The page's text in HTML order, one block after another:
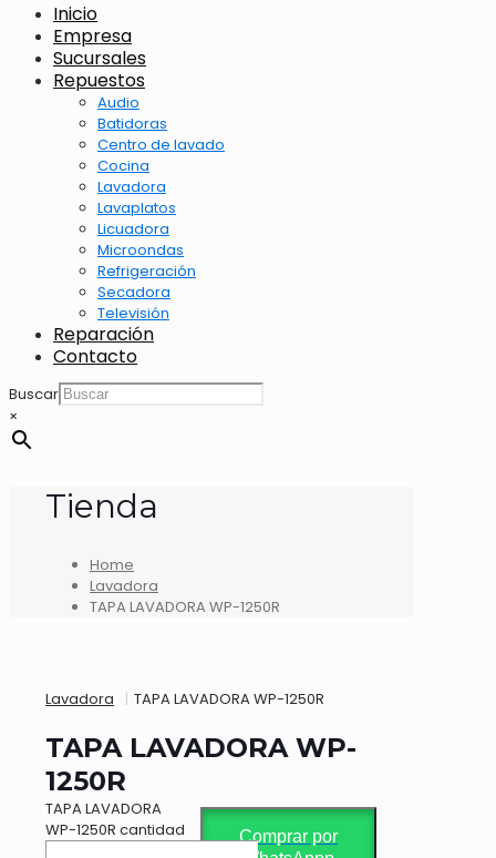
Inicio
Empresa
Sucursales
Repuestos
Audio
Batidoras
Centro de lavado
Cocina
Lavadora
Lavaplatos
Licuadora
Microondas
Refrigeración
Secadora
Televisión
Reparación
Contacto
Buscar
×
Tienda
Home
Lavadora
TAPA LAVADORA WP-1250R
Lavadora | TAPA LAVADORA WP-1250R
TAPA LAVADORA WP-
1250R
TAPA LAVADORA
WP-1250R cantidad
Comprar por